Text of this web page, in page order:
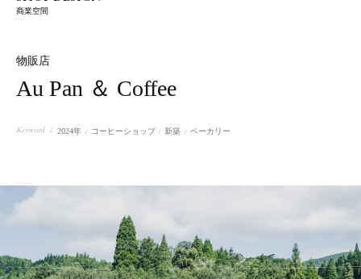
商業空間
物販店
Au Pan ＆ Coffee
Keyword 2024年 コーヒーショップ 新築 ベーカリー
S HOP D
VOIC E
JOURNAL
N EWS